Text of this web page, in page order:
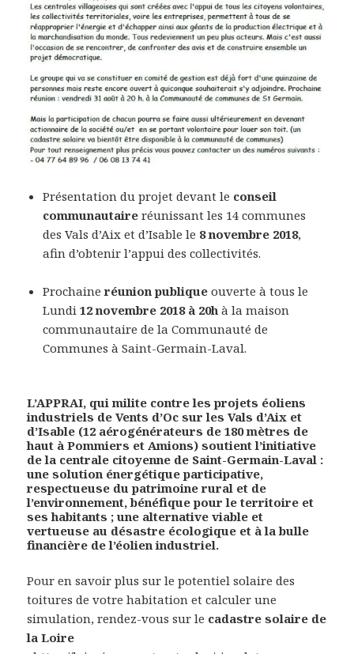
Présentation du projet devant le conseil
communautaire réunissant les 14 communes
des Vals d’Aix et d’Isable le 8 novembre 2018,
afin d’obtenir l’appui des collectivités.
Prochaineréunion publique ouverte à tous le
Lundi12 novembre 2018 à 20h à la maison
communautaire de la Communauté de
Communes à Saint-Germain-Laval.
L’APPRAI, qui milite contre les projets éoliens
industriels de Vents d’Oc sur les Vals d’Aix et
d’Isable (12 aérogénérateurs de 180 mètres de
haut à Pommiers et Amions) soutient l’initiative
de la centrale citoyenne de Saint-Germain-Laval :
une solution énergétique participative,
respectueuse du patrimoine rural et de
l’environnement, bénéfique pour le territoire et
ses habitants ; une alternative viable et
vertueuse au désastre écologique et à la bulle
financière de l’éolien industriel.
Pour en savoir plus sur le potentiel solaire des
toitures de votre habitation et calculer une
simulation, rendez-vous sur le cadastre solaire de
la Loire